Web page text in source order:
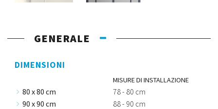
GENERALE
DIMENSIONI
MISURE DI INSTALLAZIONE
80 x 80 cm
78 - 80 cm
90 x 90 cm
88 - 90 cm